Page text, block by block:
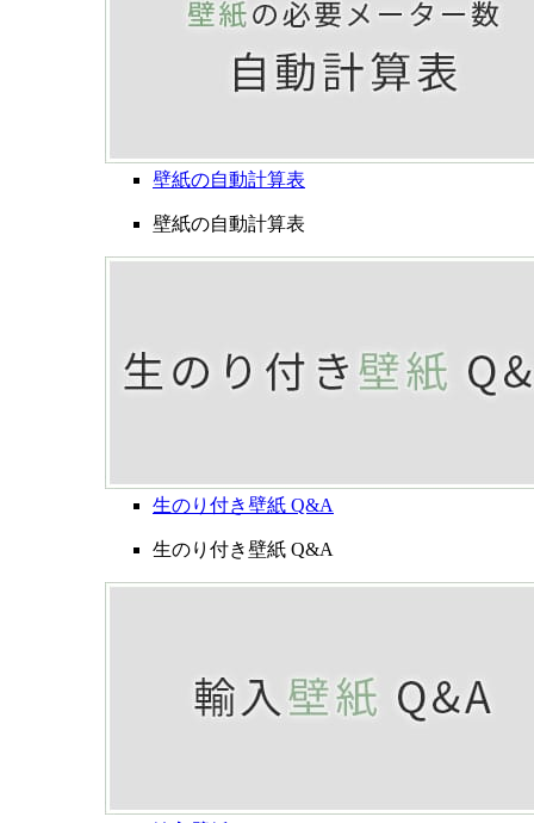
壁紙の自動計算表
壁紙の自動計算表
生のり付き壁紙 Q&A
生のり付き壁紙 Q&A